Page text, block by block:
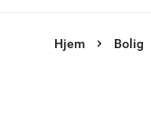
Hjem Bolig